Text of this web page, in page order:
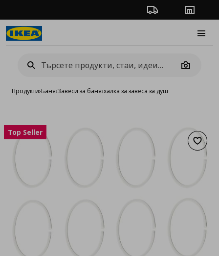
Проследяване на
Camera
Продукти›Баня›Завеси за баня›халка за завеса за душ
Top Seller